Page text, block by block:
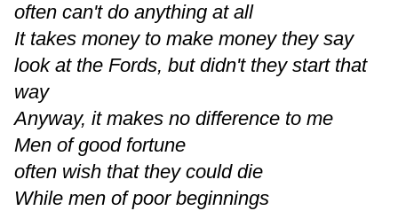
often can't do anything at all
It takes money to make money they say
look at the Fords, but didn't they start that
way
Anyway, it makes no difference to me
Men of good fortune
often wish that they could die
While men of poor beginnings